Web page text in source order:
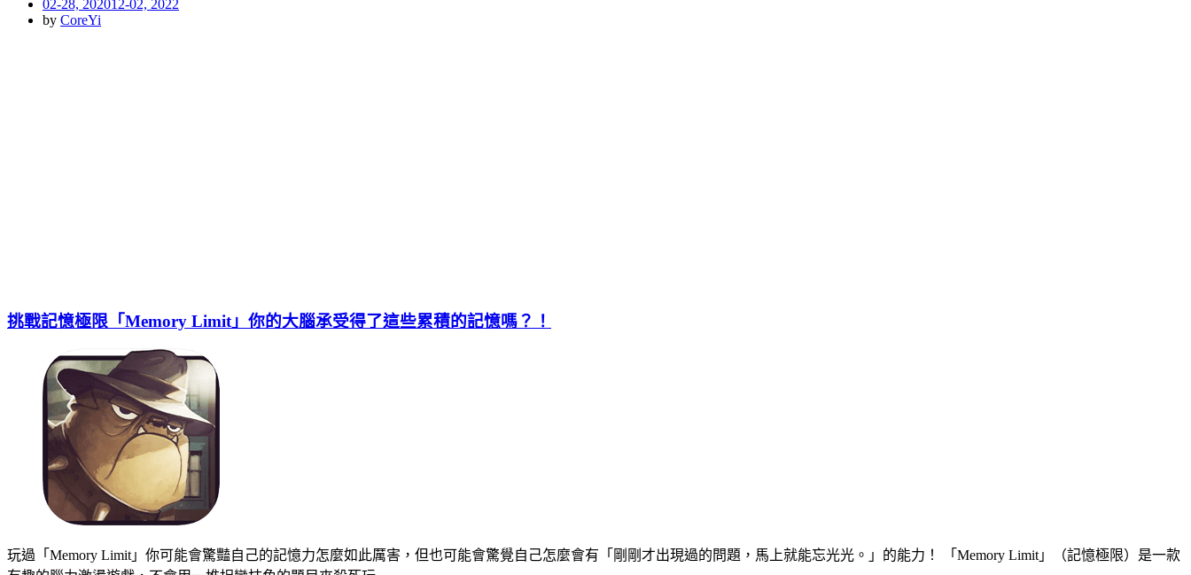
Posted
on
02-28, 202012-02, 2022
by CoreYi
挑戰記憶極限「Memory Limit」你的大腦承受得了這些累積的記憶嗎？！
玩過「Memory Limit」你可能會驚豔自己的記憶力怎麼如此厲害，但也可能會驚覺自己怎麼會有「剛剛才出現過的問題，馬上就能忘光光。」的能力！ 「Memory Limit」（記憶極限）是一款